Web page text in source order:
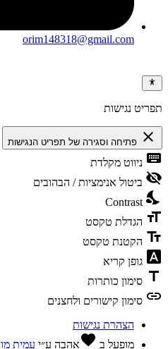
orim148318@gmail.com
נגישות
close פתיחה וסגירה של תפריט הנגישות
ניווט מקלדת
ביטול אנימציות / הבהובים
Contrast
הגדלת טקסט
הקטנת טקסט
גופן קריא
סימון כותרות
סימון קישורים ולחצנים
הצהרת נגישות
מופעל בfavoriteאהבהע״יעמית מורנו